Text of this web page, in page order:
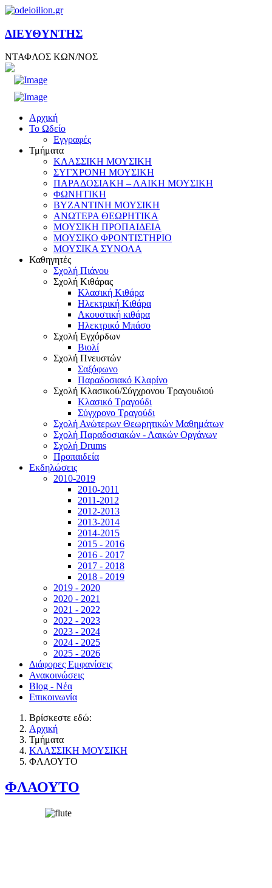
ΔΙΕΥΘΥΝΤΗΣ
ΝΤΑΦΛΟΣ ΚΩΝ/ΝΟΣ
Αρχική
Το Ωδείο
Εγγραφές
Τμήματα
ΚΛΑΣΣΙΚΗ ΜΟΥΣΙΚΗ
ΣΥΓΧΡΟΝΗ ΜΟΥΣΙΚΗ
ΠΑΡΑΔΟΣΙΑΚΗ – ΛΑΙΚΗ ΜΟΥΣΙΚΗ
ΦΩΝΗΤΙΚΗ
ΒΥΖΑΝΤΙΝΗ ΜΟΥΣΙΚΗ
ΑΝΩΤΕΡΑ ΘΕΩΡΗΤΙΚΑ
ΜΟΥΣΙΚΗ ΠΡΟΠΑΙΔΕΙΑ
ΜΟΥΣΙΚΟ ΦΡΟΝΤΙΣΤΗΡΙΟ
ΜΟΥΣΙΚΑ ΣΥΝΟΛΑ
Καθηγητές
Σχολή Πιάνου
Σχολή Κιθάρας
Κλασική Κιθάρα
Ηλεκτρική Κιθάρα
Ακουστική κιθάρα
Ηλεκτρικό Μπάσο
Σχολή Εγχόρδων
Βιολί
Σχολή Πνευστών
Σαξόφωνο
Παραδοσιακό Κλαρίνο
Σχολή Κλασικού/Σύγχρονου Τραγουδιού
Κλασικό Τραγούδι
Σύγχρονο Τραγούδι
Σχολή Ανώτερων Θεωρητικών Μαθημάτων
Σχολή Παραδοσιακών - Λαικών Οργάνων
Σχολή Drums
Προπαιδεία
Εκδηλώσεις
2010-2019
2010-2011
2011-2012
2012-2013
2013-2014
2014-2015
2015 - 2016
2016 - 2017
2017 - 2018
2018 - 2019
2019 - 2020
2020 - 2021
2021 - 2022
2022 - 2023
2023 - 2024
2024 - 2025
2025 - 2026
Διάφορες Εμφανίσεις
Ανακοινώσεις
Blog - Νέα
Επικοινωνία
Βρίσκεστε εδώ:
Αρχική
Τμήματα
ΚΛΑΣΣΙΚΗ ΜΟΥΣΙΚΗ
ΦΛΑΟΥΤΟ
ΦΛΑΟΥΤΟ